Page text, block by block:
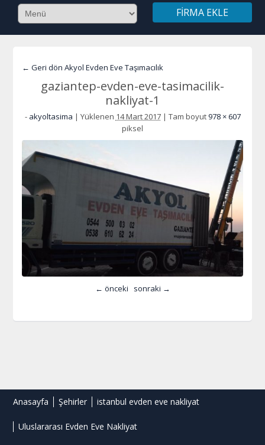
FIRMA EKLE
← Geri dön Akyol Evden Eve Taşımacılık
gaziantep-evden-eve-tasimacilik-
nakliyat-1
- akyoltasima | Yüklenen 14 Mart 2017 | Tam boyut978 × 607
piksel
← önceki sonraki →
Anasayfa Şehirler istanbul evden eve nakliyat
Uluslararası Evden Eve Nakliyat